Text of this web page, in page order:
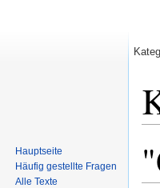
Hauptseite
Häufig gestellte Fragen
Alle Texte